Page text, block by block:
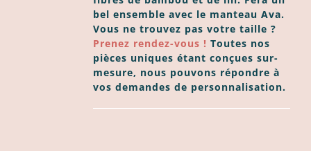
bel ensemble avec le manteau Ava.
Vous ne trouvez pas votre taille ?
Prenez rendez-vous ! Toutes nos
pièces uniques étant conçues sur-
mesure, nous pouvons répondre à
vos demandes de personnalisation.